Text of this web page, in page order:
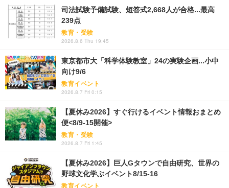
司法試験予備試験、短答式2,668人が合格...最高
239点
教育・受験
2026.8.6 Thu 19:45
東京都市大「科学体験教室」24の実験企画...小中
向け9/6
教育イベント
2026.8.7 Fri 0:15
【夏休み2026】すぐ行けるイベント情報おまとめ
便<8/9-15開催>
教育・受験
2026.8.7 Fri 1:45
【夏休み2026】巨人Gタウンで自由研究、世界の
野球文化学ぶイベント8/15-16
教育イベント